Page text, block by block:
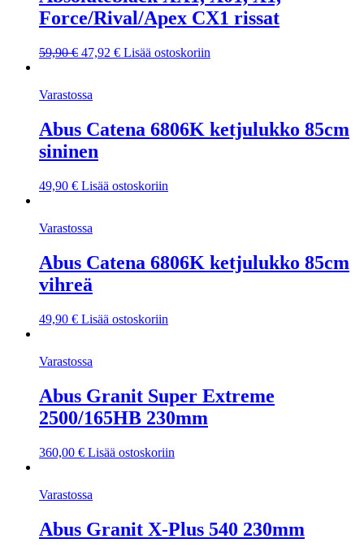
Force/Rival/Apex CX1 rissat
59,90€ Alkuperäinen
59,90 €.
47,92 €Nykyinen
Lisää ostoskoriin
Varastossa
Abus Catena 6806K ketjulukko 85cm
sininen
49,90 € Lisää ostoskoriin
Varastossa
Abus Catena 6806K ketjulukko 85cm
vihreä
49,90 € Lisää ostoskoriin
Varastossa
Abus Granit Super Extreme
2500/165HB 230mm
360,00 € Lisää ostoskoriin
Varastossa
Abus Granit X-Plus 540 230mm